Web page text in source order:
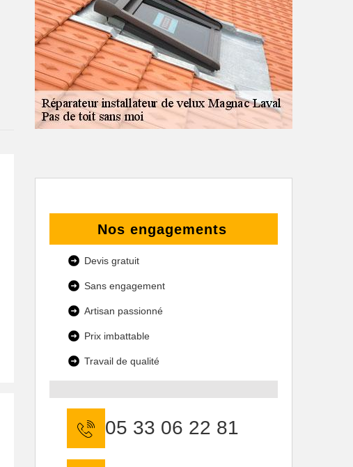
Nos engagements
Devis gratuit
Sans engagement
Artisan passionné
Prix imbattable
Travail de qualité
05 33 06 22 81